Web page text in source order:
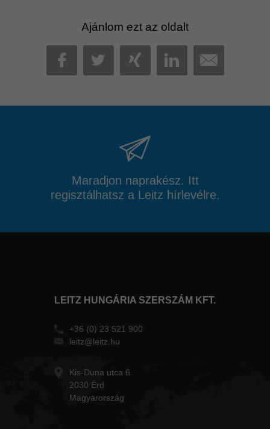
Ajánlom ezt az oldalt
FACEBOOK
TWITTER
XINGLINKEDIN
MAIL
Maradjon naprakész. Itt
regisztálhatsz a Leitz hírlevélre.
LEITZ HUNGÁRIA SZERSZÁM KFT.
+36 (0) 23 521 900
leitz@leitz.hu
Kis-Duna utca 6.
2030 Érd
Magyarország